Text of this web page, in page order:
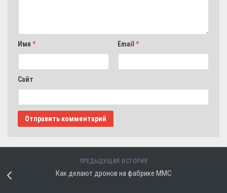
Имя * Email *
Сайт
ПРЕДЫДУЩАЯ ИСТОРИЯ
Как делают дронов на фабрике MMC